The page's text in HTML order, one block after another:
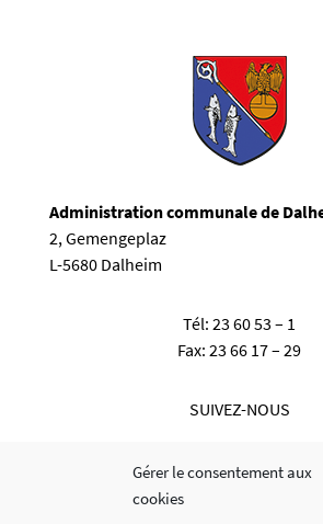
Gérer le consentement aux
cookies
Administration communale de
2, Gemengeplaz
L-5680 Dalheim
Tél:23 60 53 – 1
Fax:23 66 17 – 29
SUIVEZ-NOUS